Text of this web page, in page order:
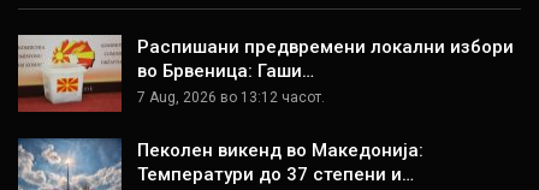
Распишани предвремени локални избори
во Брвеница: Гаши…
7 Aug, 2026 во 13:12 часот.
Пеколен викенд во Македонија:
Температури до 37 степени и…